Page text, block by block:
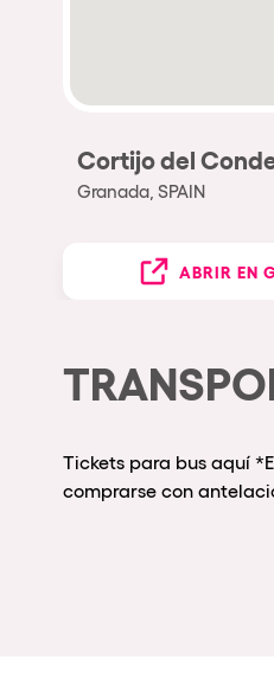
Cortijo del
Granada, SPAIN
ABRIR EN
Tickets para bus aquí
comprarse con